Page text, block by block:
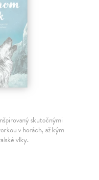
skutočnými
v horách, až kým
vlky.